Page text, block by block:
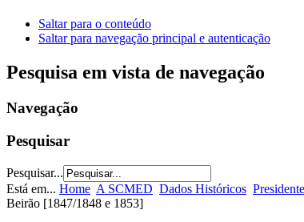
Saltar para o conteúdo
Saltar para navegação principal e autenticação
Pesquisa em vista de navegação
Navegação
Pesquisar
Pesquisar...
Está em... Home A SCMED Dados Históricos
Beirão [1847/1848 e 1853]